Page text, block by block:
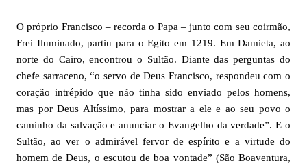
O próprio Francisco – recorda o Papa – junto com seu coirmão,
Frei Iluminado, partiu para o Egito em 1219. Em Damieta, ao
norte do Cairo, encontrou o Sultão. Diante das perguntas do
chefe sarraceno, “o servo de Deus Francisco, respondeu com o
coração intrépido que não tinha sido enviado pelos homens,
mas por Deus Altíssimo, para mostrar a ele e ao seu povo o
caminho da salvação e anunciar o Evangelho da verdade”. E o
Sultão, ao ver o admirável fervor de espírito e a virtude do
homem de Deus, o escutou de boa vontade” (São Boaventura,